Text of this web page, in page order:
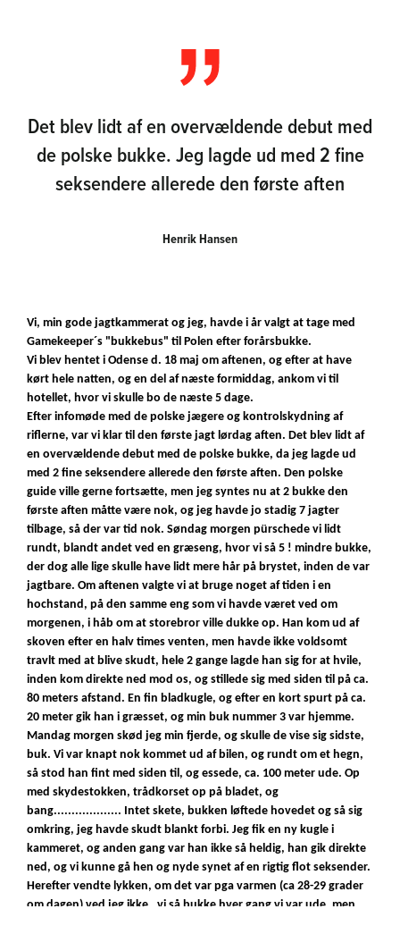
Det blev lidt af en overvældende debut med
de polske bukke. Jeg lagde ud med 2 fine
seksendere allerede den første aften
Henrik Hansen
Vi, min gode jagtkammerat og jeg, havde i år valgt at tage med
Gamekeeper´s "bukkebus" til Polen efter forårsbukke.
Vi blev hentet i Odense d. 18 maj om aftenen, og efter at have
kørt hele natten, og en del af næste formiddag, ankom vi til
hotellet, hvor vi skulle bo de næste 5 dage.
Efter infomøde med de polske jægere og kontrolskydning af
riflerne, var vi klar til den første jagt lørdag aften. Det blev lidt af
en overvældende debut med de polske bukke, da jeg lagde ud
med 2 fine seksendere allerede den første aften. Den polske
guide ville gerne fortsætte, men jeg syntes nu at 2 bukke den
første aften måtte være nok, og jeg havde jo stadig 7 jagter
tilbage, så der var tid nok. Søndag morgen pürschede vi lidt
rundt, blandt andet ved en græseng, hvor vi så 5 ! mindre bukke,
der dog alle lige skulle have lidt mere hår på brystet, inden de var
jagtbare. Om aftenen valgte vi at bruge noget af tiden i en
hochstand, på den samme eng som vi havde været ved om
morgenen, i håb om at storebror ville dukke op. Han kom ud af
skoven efter en halv times venten, men havde ikke voldsomt
travlt med at blive skudt, hele 2 gange lagde han sig for at hvile,
inden kom direkte ned mod os, og stillede sig med siden til på ca.
80 meters afstand. En fin bladkugle, og efter en kort spurt på ca.
20 meter gik han i græsset, og min buk nummer 3 var hjemme.
Mandag morgen skød jeg min fjerde, og skulle de vise sig sidste,
buk. Vi var knapt nok kommet ud af bilen, og rundt om et hegn,
så stod han fint med siden til, og essede, ca. 100 meter ude. Op
med skydestokken, trådkorset op på bladet, og
bang................... Intet skete, bukken løftede hovedet og så sig
omkring, jeg havde skudt blankt forbi. Jeg fik en ny kugle i
kammeret, og anden gang var han ikke så heldig, han gik direkte
ned, og vi kunne gå hen og nyde synet af en rigtig flot seksender.
Herefter vendte lykken, om det var pga varmen (ca 28-29 grader
om dagen) ved jeg ikke, vi så bukke hver gang vi var ude, men